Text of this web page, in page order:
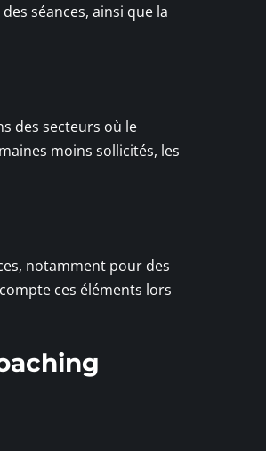
séances, ainsi que la
des secteurs où le
moins sollicités, les
notamment pour des
ces éléments lors